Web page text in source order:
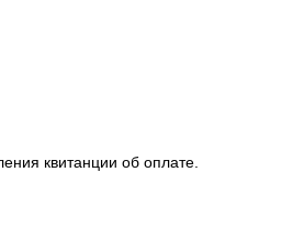
квитанции об оплате.